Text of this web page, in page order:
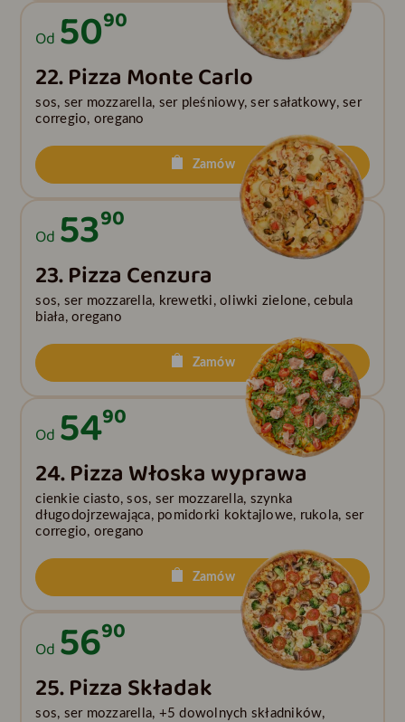
Od 5090
22. Pizza Monte Carlo
sos, ser mozzarella, ser pleśniowy, ser sałatkowy, ser
corregio, oregano
Zamów
Od 5390
23. Pizza Cenzura
sos, ser mozzarella, krewetki, oliwki zielone, cebula
biała, oregano
Zamów
Od 5490
24. Pizza Włoska wyprawa
cienkie ciasto, sos, ser mozzarella, szynka
długodojrzewająca, pomidorki koktajlowe, rukola, ser
corregio, oregano
Zamów
Od 5690
25. Pizza Składak
sos, ser mozzarella, +5 dowolnych składników,